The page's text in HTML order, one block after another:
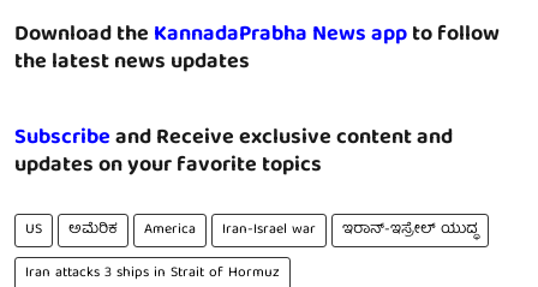
Download theKannadaPrabha News appto follow
the latest news updates
Subscribeand Receive exclusive content and
updates on your favorite topics
US ಅಮೆರಿಕ America Iran-Israel war
ಇರಾನ್-ಇಸ್ರೇಲ್ ಯುದ್ಧ
Iran attacks 3 ships in Strait of Hormuz